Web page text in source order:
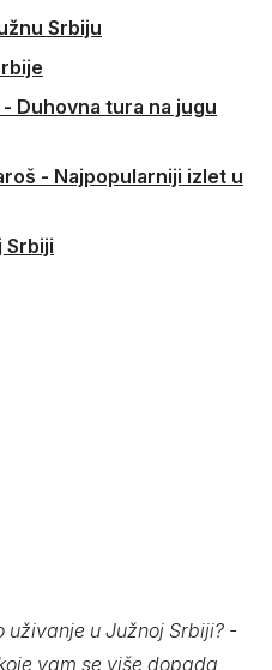
Srbiju
Duhovna tura na jugu
- Najpopularniji izlet u
Srbiji
uživanje u Južnoj Srbiji? -
vam se više dopada